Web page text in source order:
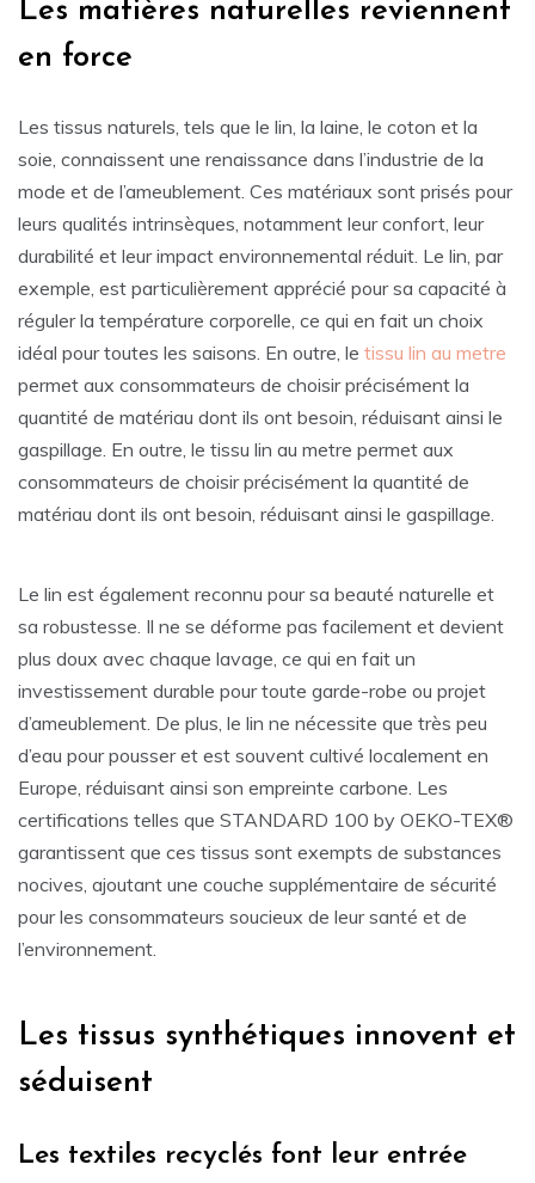
Les matières naturelles reviennent
en force
Les tissus naturels, tels que le lin, la laine, le coton et la
soie, connaissent une renaissance dans l’industrie de la
mode et de l’ameublement. Ces matériaux sont prisés pour
leurs qualités intrinsèques, notamment leur confort, leur
durabilité et leur impact environnemental réduit. Le lin, par
exemple, est particulièrement apprécié pour sa capacité à
réguler la température corporelle, ce qui en fait un choix
idéal pour toutes les saisons. En outre, le tissu lin au metre
permet aux consommateurs de choisir précisément la
quantité de matériau dont ils ont besoin, réduisant ainsi le
gaspillage. En outre, le tissu lin au metre permet aux
consommateurs de choisir précisément la quantité de
matériau dont ils ont besoin, réduisant ainsi le gaspillage.
Le lin est également reconnu pour sa beauté naturelle et
sa robustesse. Il ne se déforme pas facilement et devient
plus doux avec chaque lavage, ce qui en fait un
investissement durable pour toute garde-robe ou projet
d’ameublement. De plus, le lin ne nécessite que très peu
d’eau pour pousser et est souvent cultivé localement en
Europe, réduisant ainsi son empreinte carbone. Les
certifications telles que STANDARD 100 by OEKO-TEX®
garantissent que ces tissus sont exempts de substances
nocives, ajoutant une couche supplémentaire de sécurité
pour les consommateurs soucieux de leur santé et de
l’environnement.
Les tissus synthétiques innovent et
séduisent
Les textiles recyclés font leur entrée